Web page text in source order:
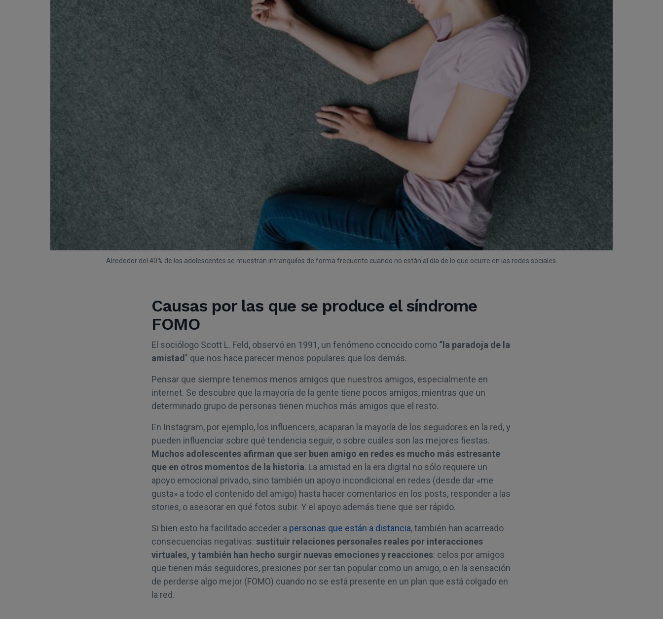
Alrededor del 40% de los adolescentes se muestran intranquilos de forma frecuente cuando no están al día de lo que ocurre en las redes sociales.
Causas por las que se produce el síndrome
FOMO
El sociólogo Scott L. Feld, observó en 1991, un fenómeno conocido como “la paradoja de la
amistad " que nos hace parecer menos populares que los demás.
Pensar que siempre tenemos menos amigos que nuestros amigos, especialmente en
internet. Se descubre que la mayoría de la gente tiene pocos amigos, mientras que un
determinado grupo de personas tienen muchos más amigos que el resto.
En Instagram, por ejemplo, los influencers, acaparan la mayoría de los seguidores en la red, y
pueden influenciar sobre qué tendencia seguir, o sobre cuáles son las mejores fiestas.
Muchos adolescentes afirman que ser buen amigo en redes es mucho más estresante
que en otros momentos de la historia. La amistad en la era digital no sólo requiere un
apoyo emocional privado, sino también un apoyo incondicional en redes (desde dar «me
gusta» a todo el contenido del amigo) hasta hacer comentarios en los posts, responder a las
stories, o asesorar en qué fotos subir. Y el apoyo además tiene que ser rápido.
Si bien esto ha facilitado acceder a personas que están a distancia, también han acarreado
consecuencias negativas: sustituir relaciones personales reales por interacciones
virtuales, y también han hecho surgir nuevas emociones y reacciones: celos por amigos
que tienen más seguidores, presiones por ser tan popular como un amigo, o en la sensación
de perderse algo mejor (FOMO) cuando no se está presente en un plan que está colgado en
la red.